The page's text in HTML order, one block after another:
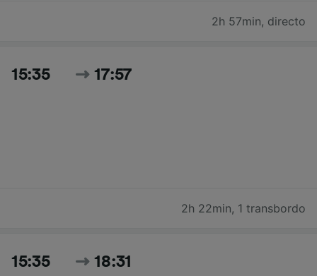
2h 57min, directo
15:35 17:57
2h 22min, 1 transbordo
15:35 18:31